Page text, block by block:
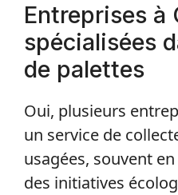
Entreprises à
spécialisées
de palettes
Oui, plusieurs
un service de
usagées, souvent
des initiatives